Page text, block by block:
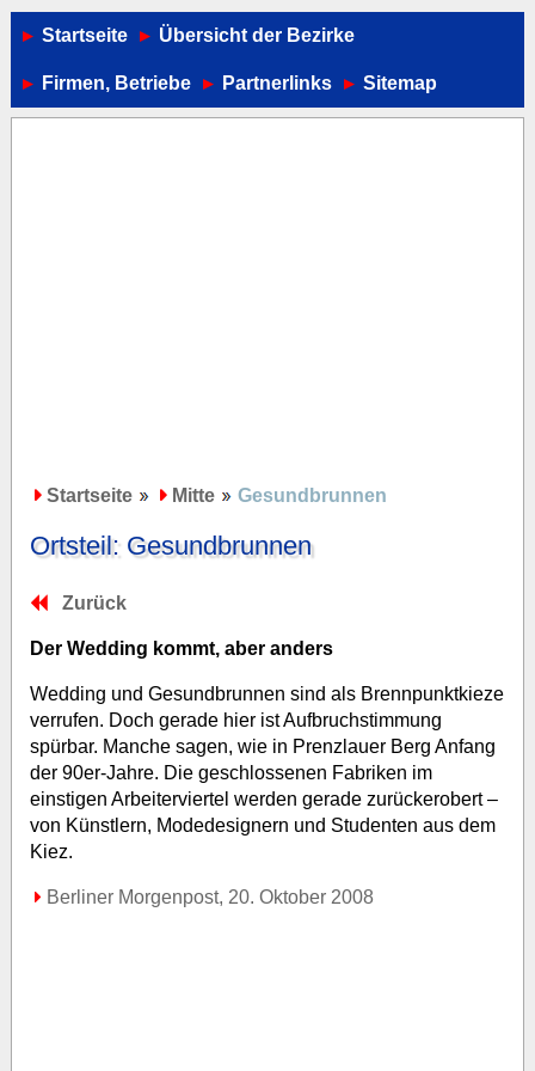
Startseite Übersicht der Bezirke
Firmen, Betriebe Partnerlinks Sitemap
Startseite Mitte Gesundbrunnen
Ortsteil: Gesundbrunnen
Zurück
Der Wedding kommt, aber anders
Wedding und Gesundbrunnen sind als Brennpunktkieze
verrufen. Doch gerade hier ist Aufbruchstimmung
spürbar. Manche sagen, wie in Prenzlauer Berg Anfang
der 90er-Jahre. Die geschlossenen Fabriken im
einstigen Arbeiterviertel werden gerade zurückerobert –
von Künstlern, Modedesignern und Studenten aus dem
Kiez.
Berliner Morgenpost, 20. Oktober 2008